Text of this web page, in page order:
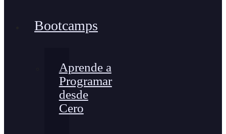
Bootcamps
Aprende a
Programar
desde
Cero